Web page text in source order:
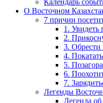
Календарь
О Восточном
7 причин
1. Увидеть
2.
3. Обрести
4.
5.
6.
7.
Легенды
Легенда